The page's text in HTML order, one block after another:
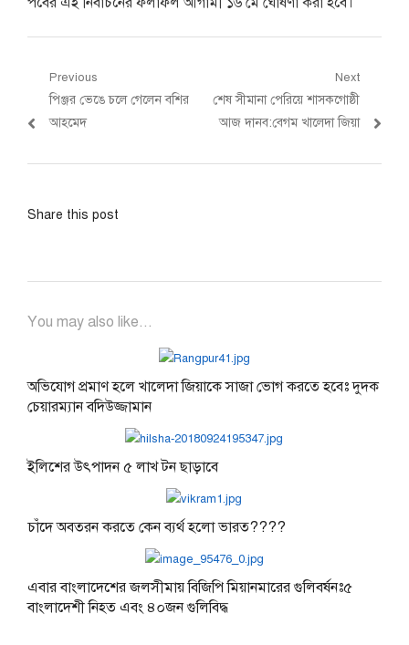
Post
navigation
Previous
Previous
post:
পিঞ্জর ভেঙে চলে গেলেন বশির
আহমেদ
Next
Next
post:
শেষ সীমানা পেরিয়ে শাসকগোষ্ঠী
আজ দানব:বেগম খালেদা জিয়া
Share this post
You may also like...
অভিযোগ প্রমাণ হলে খালেদা জিয়াকে সাজা ভোগ করতে হবেঃ দুদক
চেয়ারম্যান বদিউজ্জামান
ইলিশের উৎপাদন ৫ লাখ টন ছাড়াবে
চাঁদে অবতরন করতে কেন ব্যর্থ হলো ভারত????
এবার বাংলাদেশের জলসীমায় বিজিপি মিয়ানমারের গুলিবর্ষনঃ৫
বাংলাদেশী নিহত এবং ৪০জন গুলিবিদ্ধ